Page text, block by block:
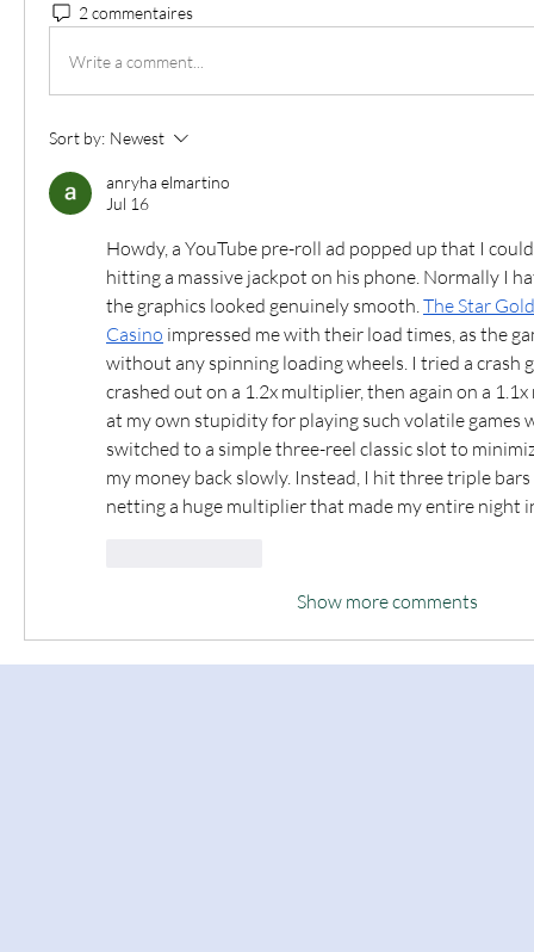
2 commentaires
Write a comment...
Sort by: Newest
anryha elmartino
Jul 16
Howdy, a YouTube pre-roll ad popped up that I
hitting a massive jackpot on his phone. Normally I
the graphics looked genuinely smooth. The Star
Casino impressed me with their load times, as the
without any spinning loading wheels. I tried a crash
crashed out on a 1.2x multiplier, then again on a
at my own stupidity for playing such volatile games
switched to a simple three-reel classic slot to
my money back slowly. Instead, I hit three triple
netting a huge multiplier that made my entire night
Show more comments